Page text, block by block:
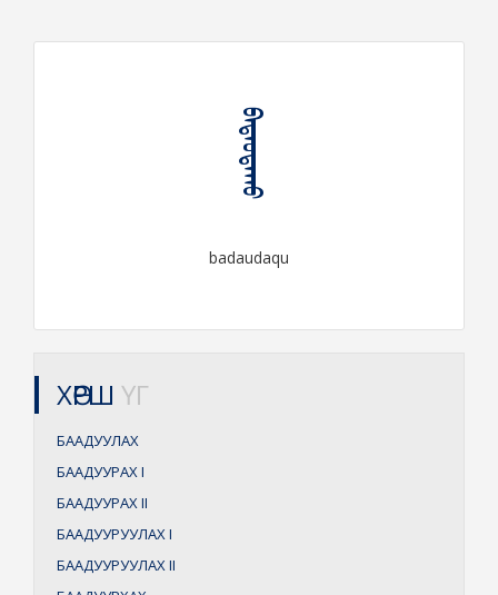
ᠪᠠᠳᠠᠤᠳᠠᠬᠤ
badaudaqu
ХӨРШ ҮГ
БААДУУЛАХ
БААДУУРАХI
БААДУУРАХII
БААДУУРУУЛАХI
БААДУУРУУЛАХII